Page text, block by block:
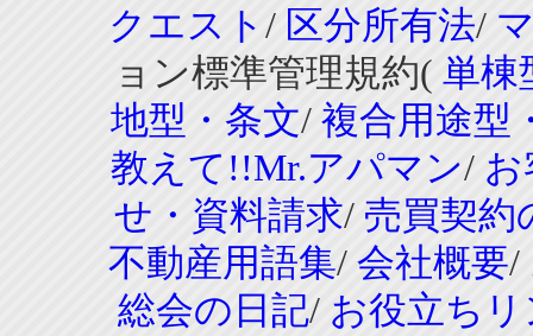
クエスト / 区分所有法/
ョン標準管理規約( 単棟
地型・条文/ 複合用途型
教えて!!Mr.アパマン/ お
せ・資料請求/ 売買契約
不動産用語集/ 会社概要/
総会の日記/ お役立ち